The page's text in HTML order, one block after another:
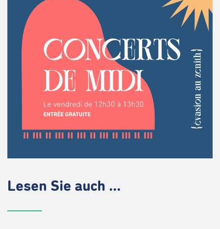
Lesen Sie auch ...